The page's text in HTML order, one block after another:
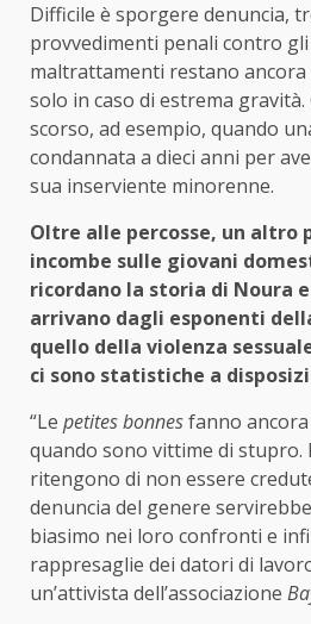
Difficile è sporgere denuncia,
provvedimenti penali contro
maltrattamenti restano ancora
solo in caso di estrema
scorso, ad esempio, quando
condannata a dieci anni per
sua inserviente minorenne.
Oltre alle percosse, un altro
incombe sulle giovani
ricordano la storia di Noura
arrivano dagli esponenti
quello della violenza
ci sono statistiche a
“Le petites bonnesfanno
quando sono vittime di stupro.
ritengono di non essere
denuncia del genere
biasimo nei loro confronti e
rappresaglie dei datori di
un’attivista dell’associazione